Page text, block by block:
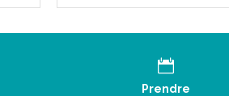
Prendre